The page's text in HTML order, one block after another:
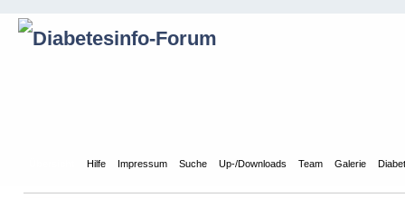
Hilfe Impressum Suche Up-/Downloads Team Galerie